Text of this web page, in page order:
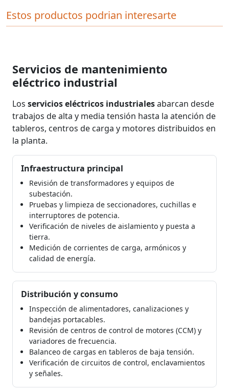
Estos productos podrian interesarte
Servicios de mantenimiento
eléctrico industrial
Los servicios eléctricos industrialesabarcan desde
trabajos de alta y media tensión hasta la atención de
tableros, centros de carga y motores distribuidos en
la planta.
Infraestructura principal
Revisión de transformadores y equipos de
subestación.
Pruebas y limpieza de seccionadores, cuchillas e
interruptores de potencia.
Verificación de niveles de aislamiento y puesta a
tierra.
Medición de corrientes de carga, armónicos y
calidad de energía.
Distribución y consumo
Inspección de alimentadores, canalizaciones y
bandejas portacables.
Revisión de centros de control de motores (CCM) y
variadores de frecuencia.
Balanceo de cargas en tableros de baja tensión.
Verificación de circuitos de control, enclavamientos
y señales.